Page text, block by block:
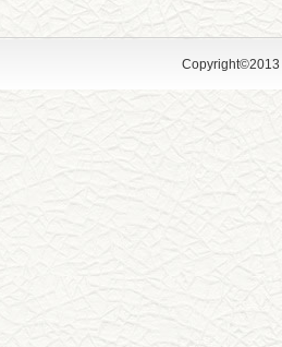
Copyright©2013